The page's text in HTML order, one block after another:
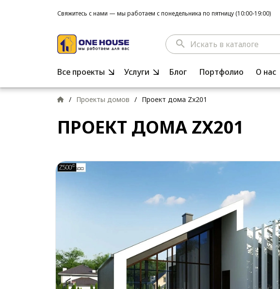
Свяжитесь с нами — мы работаем с понедельника по пятницу (10:00-19:00)
search
Все проекты Услуги Блог Портфолио О нас
/ Проекты домов / Проект дома Zx201
ПРОЕКТ ДОМА ZX201